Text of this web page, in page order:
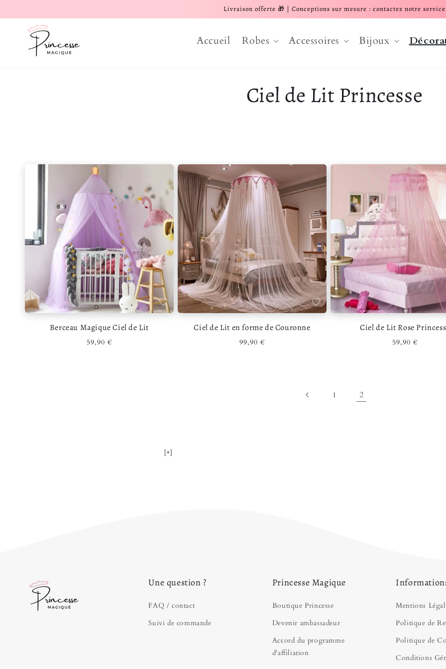
Livraison offerte 🎁 | Conceptions sur mesure : contactez notre service
Accueil Robes Accessoires Bijoux
Ciel de Lit Princesse
Ajouter à la liste de souhaits
Berceau Magique Ciel de Lit
Prix habituel
59,90 €
Ajouter à la liste de souhaits
Ciel de Lit en forme de Couronne
Prix habituel
99,90 €
Ciel de Lit Rose
Prix habituel
59,90 €
1 2
[+]
Une question ?
FAQ / contact
Suivi de commande
Princesse Magique
Boutique Princesse
Devenir ambassadeur
Accord du programme
d'affiliation
Mentions
Politique de
Politique de
Conditions